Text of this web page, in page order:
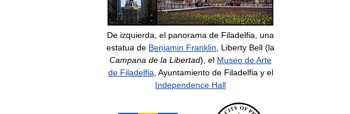
De izquierda el panorama de Filadelfia una
estatua de Benjamin Franklin Liberty Bell (la
Campana de la Libertad), el Museo deArte
de Filadelfia Ayuntamiento de Filadelfia y el
Independence Hall